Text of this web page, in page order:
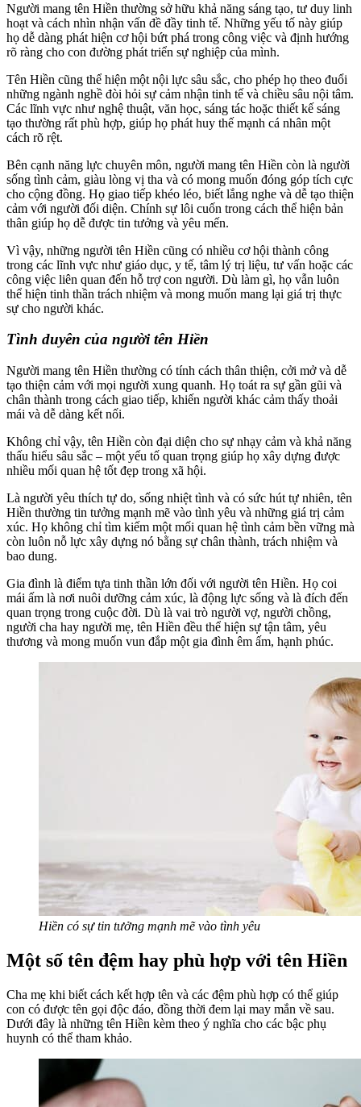
Người mang tên Hiền thường sở hữu khả năng sáng tạo, tư duy linh
hoạt và cách nhìn nhận vấn đề đầy tinh tế. Những yếu tố này giúp
họ dễ dàng phát hiện cơ hội bứt phá trong công việc và định hướng
rõ ràng cho con đường phát triển sự nghiệp của mình.
Tên Hiền cũng thể hiện một nội lực sâu sắc, cho phép họ theo đuổi
những ngành nghề đòi hỏi sự cảm nhận tinh tế và chiều sâu nội tâm.
Các lĩnh vực như nghệ thuật, văn học, sáng tác hoặc thiết kế sáng
tạo thường rất phù hợp, giúp họ phát huy thế mạnh cá nhân một
cách rõ rệt.
Bên cạnh năng lực chuyên môn, người mang tên Hiền còn là người
sống tình cảm, giàu lòng vị tha và có mong muốn đóng góp tích cực
cho cộng đồng. Họ giao tiếp khéo léo, biết lắng nghe và dễ tạo thiện
cảm với người đối diện. Chính sự lôi cuốn trong cách thể hiện bản
thân giúp họ dễ được tin tưởng và yêu mến.
Vì vậy, những người tên Hiền cũng có nhiều cơ hội thành công
trong các lĩnh vực như giáo dục, y tế, tâm lý trị liệu, tư vấn hoặc các
công việc liên quan đến hỗ trợ con người. Dù làm gì, họ vẫn luôn
thể hiện tinh thần trách nhiệm và mong muốn mang lại giá trị thực
sự cho người khác.
Tình duyên của người tên Hiền
Người mang tên Hiền thường có tính cách thân thiện, cởi mở và dễ
tạo thiện cảm với mọi người xung quanh. Họ toát ra sự gần gũi và
chân thành trong cách giao tiếp, khiến người khác cảm thấy thoải
mái và dễ dàng kết nối.
Không chỉ vậy, tên Hiền còn đại diện cho sự nhạy cảm và khả năng
thấu hiểu sâu sắc – một yếu tố quan trọng giúp họ xây dựng được
nhiều mối quan hệ tốt đẹp trong xã hội.
Là người yêu thích tự do, sống nhiệt tình và có sức hút tự nhiên, tên
Hiền thường tin tưởng mạnh mẽ vào tình yêu và những giá trị cảm
xúc. Họ không chỉ tìm kiếm một mối quan hệ tình cảm bền vững mà
còn luôn nỗ lực xây dựng nó bằng sự chân thành, trách nhiệm và
bao dung.
Gia đình là điểm tựa tinh thần lớn đối với người tên Hiền. Họ coi
mái ấm là nơi nuôi dưỡng cảm xúc, là động lực sống và là đích đến
quan trọng trong cuộc đời. Dù là vai trò người vợ, người chồng,
người cha hay người mẹ, tên Hiền đều thể hiện sự tận tâm, yêu
thương và mong muốn vun đắp một gia đình êm ấm, hạnh phúc.
Hiền có sự tin tưởng mạnh mẽ vào tình yêu
Một số tên đệm hay phù hợp với tên Hiền
Cha mẹ khi biết cách kết hợp tên và các đệm phù hợp có thể giúp
con có được tên gọi độc đáo, đồng thời đem lại may mắn về sau.
Dưới đây là những tên Hiền kèm theo ý nghĩa cho các bậc phụ
huynh có thể tham khảo.